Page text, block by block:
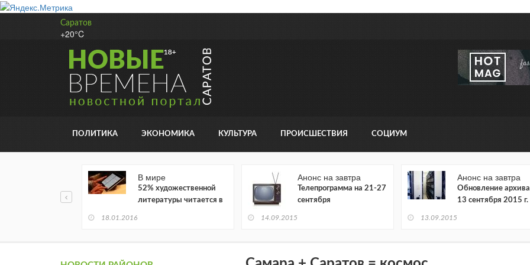
Саратов
+20°C
ПОЛИТИКА ЭКОНОМИКА КУЛЬТУРА ПРОИСШЕСТВИЯ СОЦИУМ
В мире
52% художественной
литературы читается в
18.01.2016
Анонс на завтра
Телепрограмма на 21-27
сентября
14.09.2015
Анонс на завтра
Обновление архива
13 сентября 2015 г.
13.09.2015